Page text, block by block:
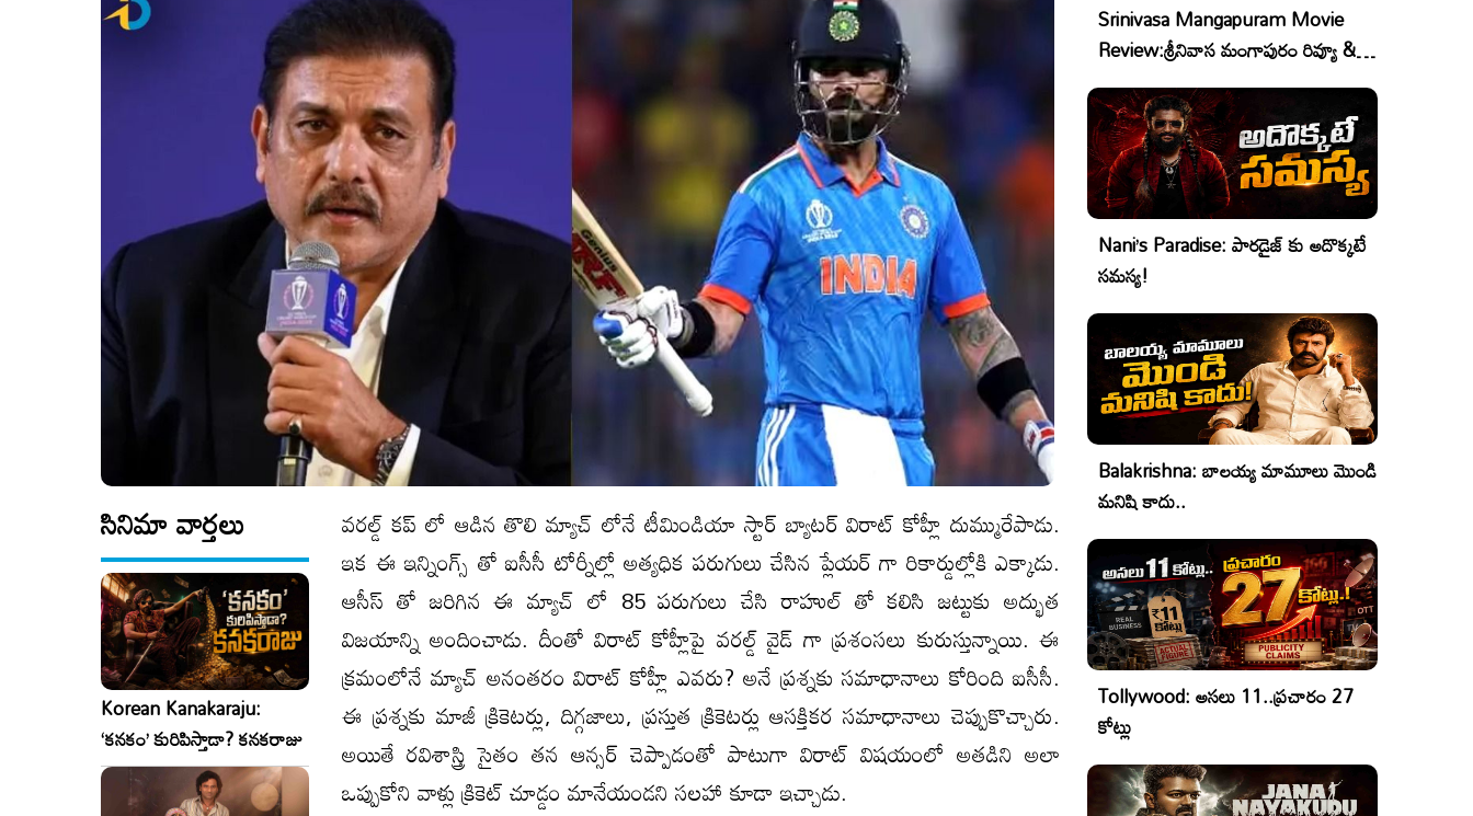
సినిమా వార్తలు
Korean Kanakaraju:
‘కనకం’ కురిపిస్తాడా? కనకరాజు
వరల్డ్ కప్ లో ఆడిన తొలి మ్యాచ్ లోనే టీమిండియా స్టార్ బ్యాటర్ విరాట్ కోహ్లీ దుమ్మురేపాడు.
ఇక ఈ ఇన్నింగ్స్ తో ఐసీసీ టోర్నీల్లో అత్యధిక పరుగులు చేసిన ప్లేయర్ గా రికార్డుల్లోకి ఎక్కాడు.
ఆసీస్ తో జరిగిన ఈ మ్యాచ్ లో 85 పరుగులు చేసి రాహుల్ తో కలిసి జట్టుకు అద్భుత
విజయాన్ని అందించాడు. దీంతో విరాట్ కోహ్లీపై వరల్డ్ వైడ్ గా ప్రశంసలు కురుస్తున్నాయి. ఈ
క్రమంలోనే మ్యాచ్ అనంతరం విరాట్ కోహ్లీ ఎవరు? అనే ప్రశ్నకు సమాధానాలు కోరింది ఐసీసీ.
ఈ ప్రశ్నకు మాజీ క్రికెటర్లు, దిగ్గజాలు, ప్రస్తుత క్రికెటర్లు ఆసక్తికర సమాధానాలు చెప్పుకొచ్చారు.
అయితే రవిశాస్త్రి సైతం తన ఆన్సర్ చెప్పాడంతో పాటుగా విరాట్ విషయంలో అతడిని అలా
ఒప్పుకోని వాళ్లు క్రికెట్ చూడ్డం మానేయండని సలహా కూడా ఇచ్చాడు.
Srinivasa Mangapuram Movie
Review:శ్రీనివాస మంగాపురం రివ్యూ &
రేటింగ్
Nani’s Paradise: పారడైజ్ కు అదొక్కటే
సమస్య!
Balakrishna: బాలయ్య మామూలు మొండి
మనిషి కాదు..
Tollywood: అసలు 11..ప్రచారం 27
కోట్లు